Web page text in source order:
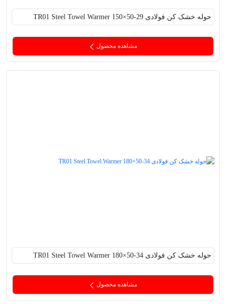
حوله خشک کن فولادی TR01 Steel Towel Warmer 150×50-29
مشاهده محصول
حوله خشک کن فولادی TR01 Steel Towel Warmer 180×50-34
مشاهده محصول